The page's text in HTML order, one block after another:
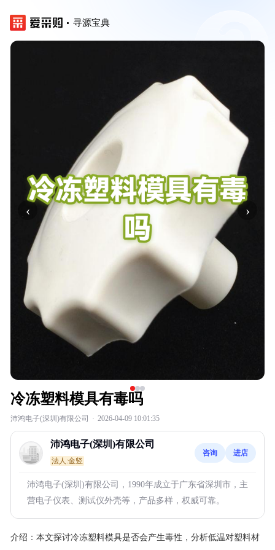
寻源宝典
‹ ›
冷冻塑料模具有毒吗
沛鸿电子(深圳)有限公司 · 2026-04-09 10:01:35
沛鸿电子(深圳)有限公司
法人:金竖
咨询 进店
沛鸿电子(深圳)有限公司，1990年成立于广东省深圳市，主
营电子仪表、测试仪外壳等，产品多样，权威可靠。
介绍： 本文探讨冷冻塑料模具是否会产生毒性，分析低温对塑料材